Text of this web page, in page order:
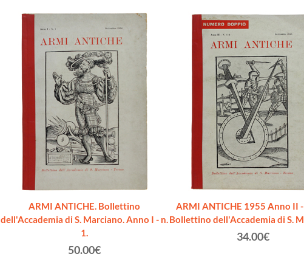
ARMI ANTICHE. Bollettino
dell'Accademia di S. Marciano. Anno I - n.
1.
50.00€
ARMI ANTICHE 1955 Anno II -
Bollettino dell'Accademia di S.
34.00€